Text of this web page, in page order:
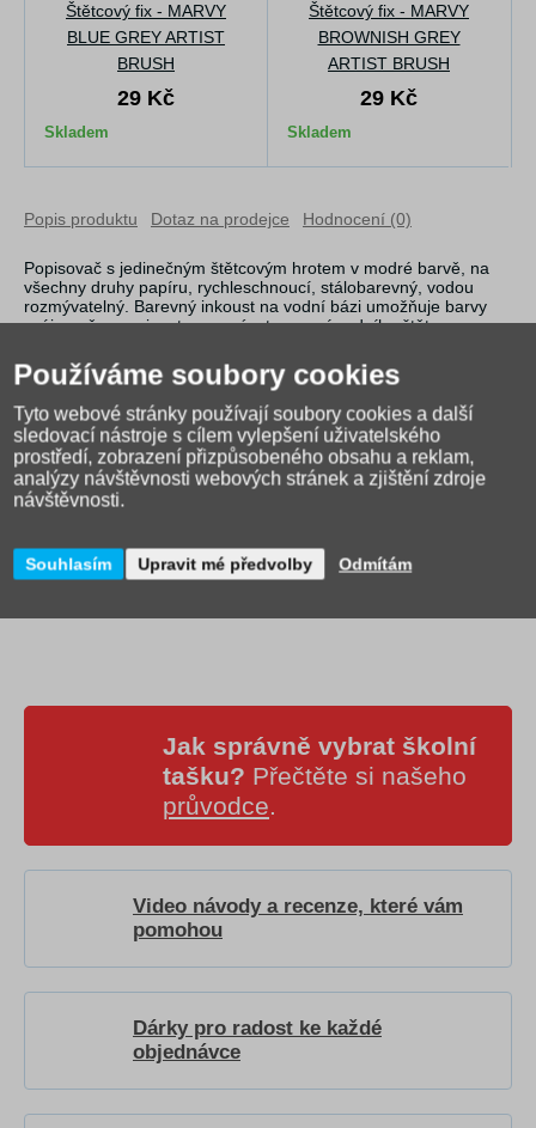
Štětcový fix - MARVY
BLUE GREY ARTIST
BRUSH
29 Kč
Skladem
Štětcový fix - MARVY
BROWNISH GREY
ARTIST BRUSH
29 Kč
Skladem
Popis produktu Dotaz na prodejce Hodnocení (0)
Popisovač s jedinečným štětcovým hrotem v modré barvě, na
všechny druhy papíru, rychleschnoucí, stálobarevný, vodou
rozmývatelný. Barevný inkoust na vodní bázi umožňuje barvy
vzájemně propojovat a rozmývat pomocí vodního štětce.
nebo vybarvovat vetší plochy v závislosti na náklonu hrotu k
psací ploše. Výsledný efekt se liší podle použitého papírového
podkladu. Vhodný k tvorbě krasopísma, maleb, výkresů,
vybarvování a tvoření, pro moderní kaligrafii.
Jak správně vybrat školní
tašku? Přečtěte si našeho
průvodce.
Video návody a recenze, které vám
pomohou
Dárky pro radost ke každé
objednávce
Používáme soubory cookies
Tyto webové stránky používají soubory cookies a další
sledovací nástroje s cílem vylepšení uživatelského
prostředí, zobrazení přizpůsobeného obsahu a reklam,
analýzy návštěvnosti webových stránek a zjištění zdroje
návštěvnosti.
Souhlasím Upravit mé předvolby Odmítám